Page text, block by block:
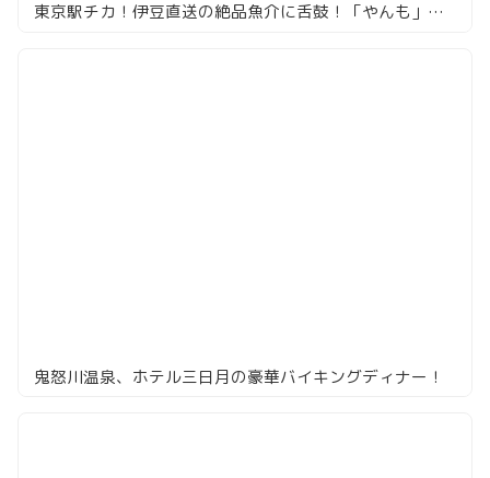
東京駅チカ！伊豆直送の絶品魚介に舌鼓！「やんも」で新鮮魚介を堪能
鬼怒川温泉、ホテル三日月の豪華バイキングディナー！